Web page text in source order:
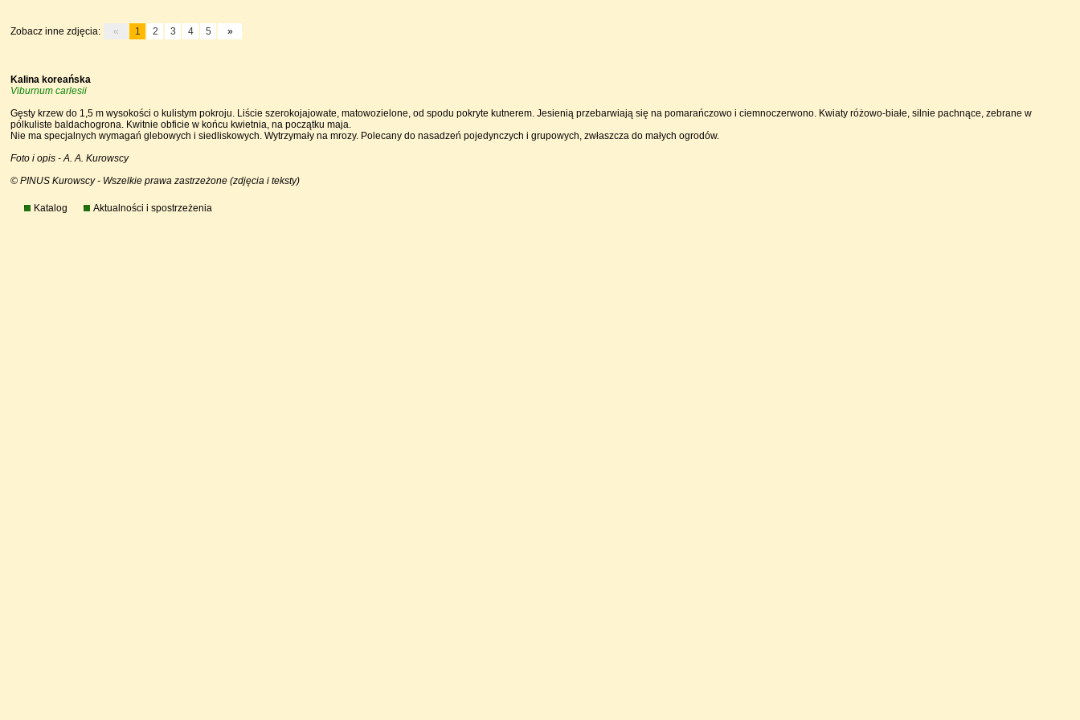
Zobacz inne zdjęcia: « 1 2 3 4 5 »
Kalina koreańska
Viburnum carlesii
Gęsty krzew do 1,5 m wysokości o kulistym pokroju. Liście szerokojajowate, matowozielone, od spodu pokryte kutnerem. Jesienią przebarwiają się na pomarańczowo i ciemnoczerwono. Kwiaty różowo-białe, silnie pachnące, zebrane w
pólkuliste baldachogrona. Kwitnie obficie w końcu kwietnia, na początku maja.
Nie ma specjalnych wymagań glebowych i siedliskowych. Wytrzymały na mrozy. Polecany do nasadzeń pojedynczych i grupowych, zwłaszcza do małych ogrodów.
Foto i opis - A. A. Kurowscy
© PINUS Kurowscy - Wszelkie prawa zastrzeżone (zdjęcia i teksty)
Katalog Aktualności i spostrzeżenia